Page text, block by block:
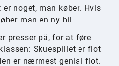
noget, man køber. Hvis
man en ny bil.
presser på, for at føre
Skuespillet er flot
er nærmest genial flot.